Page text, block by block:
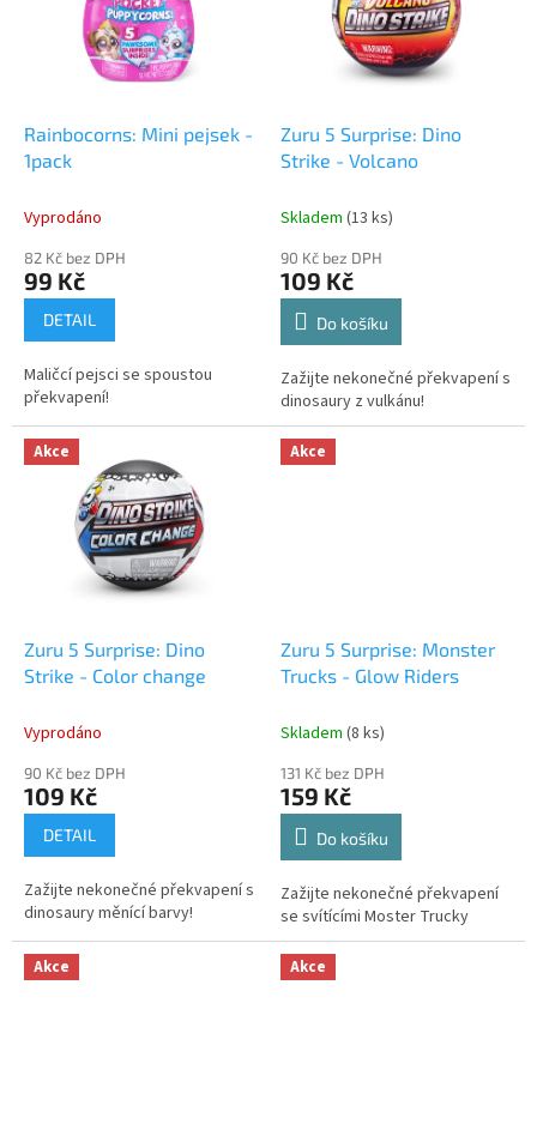
Rainbocorns: Mini pejsek -
1pack
Vyprodáno
82 Kč bez DPH
99 Kč
DETAIL
Maličcí pejsci se spoustou
překvapení!
Zuru 5 Surprise: Dino
Strike - Volcano
Skladem (13 ks)
90 Kč bez DPH
109 Kč
Do košíku
Zažijte nekonečné překvapení s
dinosaury z vulkánu!
Akce
Zuru 5 Surprise: Dino
Strike - Color change
Vyprodáno
90 Kč bez DPH
109 Kč
DETAIL
Zažijte nekonečné překvapení s
dinosaury měnící barvy!
Akce
Zuru 5 Surprise: Monster
Trucks - Glow Riders
Skladem (8 ks)
131 Kč bez DPH
159 Kč
Do košíku
Zažijte nekonečné překvapení
se svítícími Moster Trucky
Akce Akce